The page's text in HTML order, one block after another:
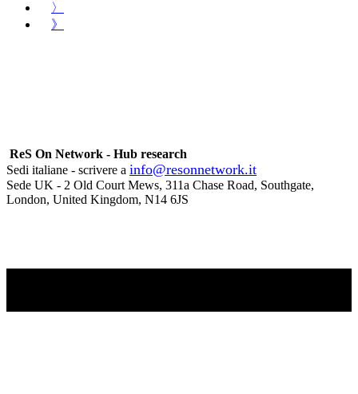
〉
》
ReS On Network - Hub research
Sedi italiane - scrivere a info@resonnetwork.it
Sede UK - ​2 Old Court Mews, 311a Chase Road, Southgate,
London, United Kingdom, N14 6JS